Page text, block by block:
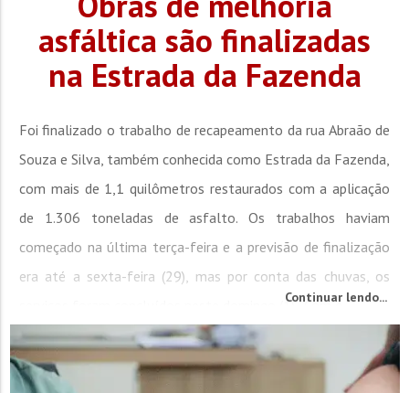
asfáltica são finalizadas
na Estrada da Fazenda
Foi finalizado o trabalho de recapeamento da rua Abraão de
Souza e Silva, também conhecida como Estrada da Fazenda,
com mais de 1,1 quilômetros restaurados com a aplicação
de 1.306 toneladas de asfalto. Os trabalhos haviam
começado na última terça-feira e a previsão de finalização
era até a sexta-feira (29), mas por conta das chuvas, os
serviços foram concluídos neste domingo (1). “Com o...
Continuar lendo...